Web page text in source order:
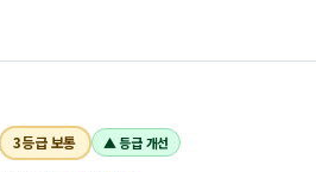
3등급 보통 ▲ 등급 개선